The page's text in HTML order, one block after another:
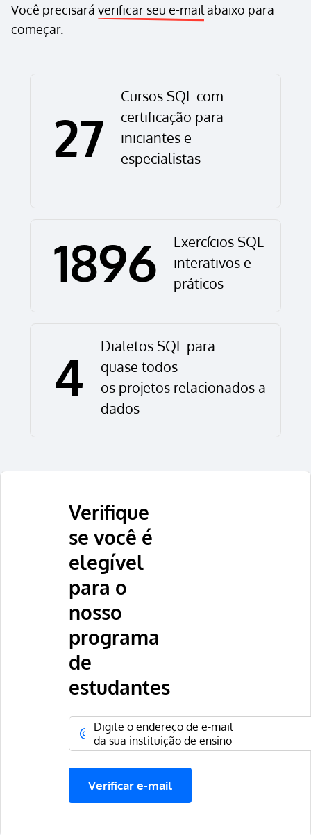
Você precisará verificar seu e-mail abaixo para
começar.
27
Cursos SQL com
certificação para
iniciantes e
especialistas
1896
Exercícios SQL
interativos e
práticos
4
Dialetos SQL para
quase todos
os projetos relacionados a
dados
Verifique
se você é
elegível
para o
nosso
programa
de
estudantes
Digite o endereço de e-mail
da sua instituição de ensino
Verificar e-mail